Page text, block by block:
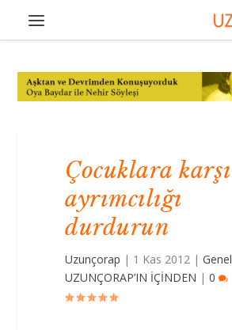
Çocuklara karşı
ayrımcılığı
durdurun
Uzunçorap | 1 Kas 2012 |Genel
UZUNÇORAP’IN İÇİNDEN |0